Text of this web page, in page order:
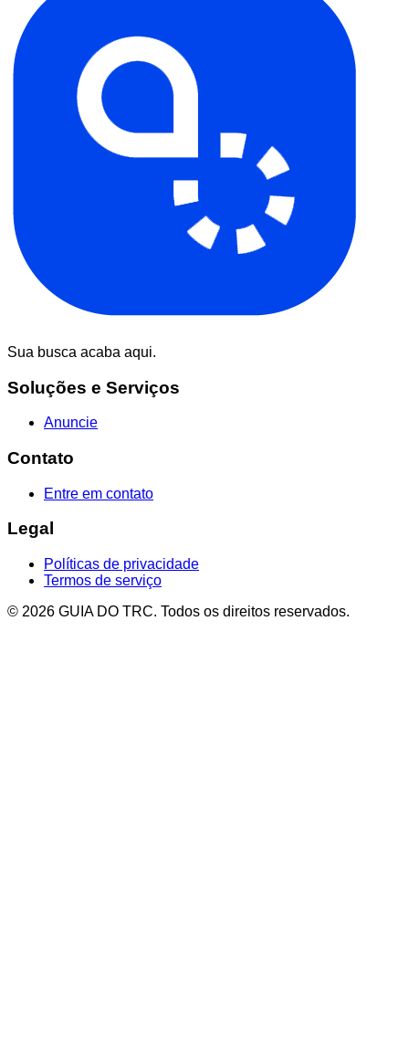
Sua busca acaba aqui.
Soluções e Serviços
Anuncie
Contato
Entre em contato
Legal
Políticas de privacidade
Termos de serviço
© 2026 GUIA DO TRC. Todos os direitos reservados.